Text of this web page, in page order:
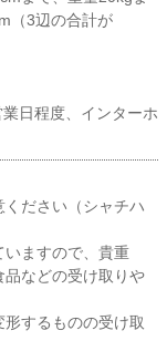
（3辺の合計が
日程度、インターホ
ださい（シャチハ
ますので、貴重
などの受け取りや
するものの受け取